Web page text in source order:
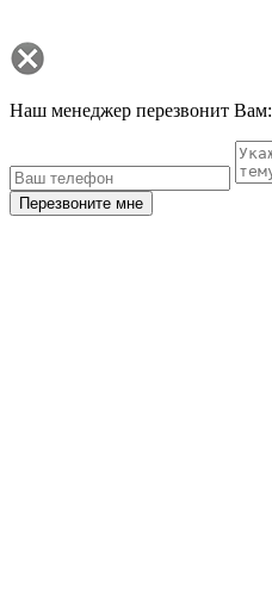
Наш менеджер перезвонит Вам:
Перезвоните мне